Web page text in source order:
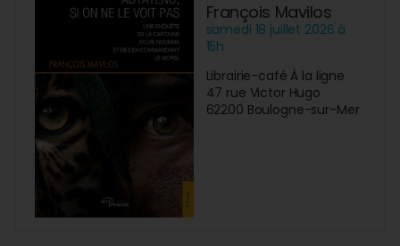
François Mavilos
samedi 18 juillet 2026 à
15h
Librairie-café À la ligne
47 rue Victor Hugo
62200 Boulogne-sur-Mer